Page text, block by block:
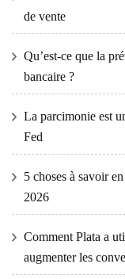
de vente
Qu’est-ce que la
bancaire ?
La parcimonie est
Fed
5 choses à savoir
2026
Comment Plata a
augmenter les